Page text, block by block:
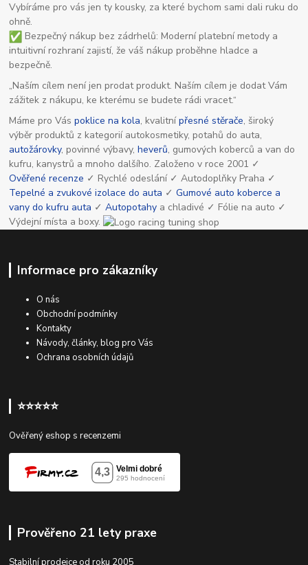
Vybíráme pro vás jen ty kousky, za které bychom sami dali ruku do
ohně.
Bezpečný nákup bez zádrhelů: Moderní platební metody a
intuitivní rozhraní zajistí, že váš nákup proběhne hladce a
bezpečně.
„Naším cílem není jen prodat produkt. Naším cílem je dodat Vám
zážitek z nákupu, ke kterému se budete rádi vracet.“
Máme pro Váspoklice na kola, kvalitnípřesné stěrače, široký
výběr produktů z kategorií autokosmetiky, potahů do auta,
autožárovky, povinné výbavy,heverů, gumových koberců a van do
kufru, kanystrů a mnoho dalšího. Založeno v roce 2001 ✓
Ověřené recenze ✓ Rychlé odeslání ✓ Autodoplňky Praha ✓
Tepelné a zvukové izolace do auta ✓Gumové auto koberce a
vany do kufru auta ✓Autopotahy a chladivé ✓ Fólie na auto ✓
Výdejní místa a boxy.
Informace pro zákazníky
O nás
Obchodní podmínky
Kontakty
Návody, články, blog pro Vás
Ochrana osobních údajů
⭐⭐⭐⭐⭐
Ověřený eshop s recenzemi
Prověřeno 21 lety praxe
Stabilní prodejce od roku 2005